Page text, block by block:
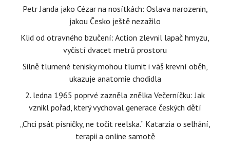
Petr Janda jako Cézar na nosítkách: Oslava narozenin,
jakou Česko ještě nezažilo
Klid od otravného bzučení: Action zlevnil lapač hmyzu,
vyčistí dvacet metrů prostoru
Silně tlumené tenisky mohou tlumit i váš krevní oběh,
ukazuje anatomie chodidla
2. ledna 1965 poprvé zazněla znělka Večerníčku: Jak
vznikl pořad, který vychoval generace českých dětí
„Chci psát písničky, ne točit reelska.“ Katarzia o selhání,
terapii a online samotě